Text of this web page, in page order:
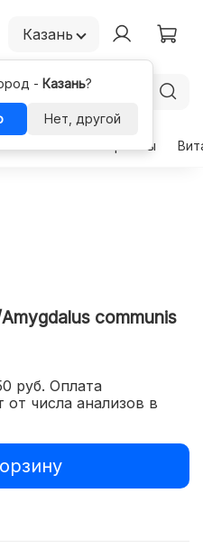
Казань
- Казань?
Нет, другой
Гормоны
communis
руб. Оплата
от числа анализов в